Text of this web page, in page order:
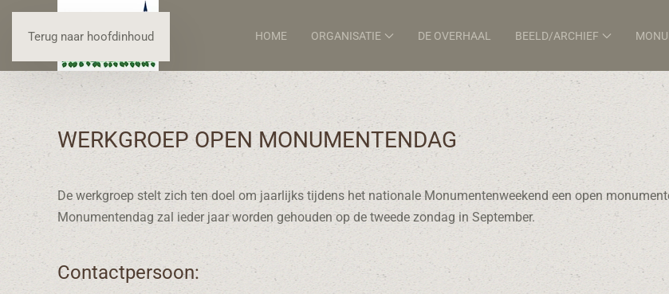
Terug naar hoofdinhoud HOME ORGANISATIE DE OVERHAAL BEELD/ARCHIEF
WERKGROEP OPEN MONUMENTENDAG
De werkgroep stelt zich ten doel om jaarlijks tijdens het nationale Monumentenweekend een open
Monumentendag zal ieder jaar worden gehouden op de tweede zondag in September.
Contactpersoon: